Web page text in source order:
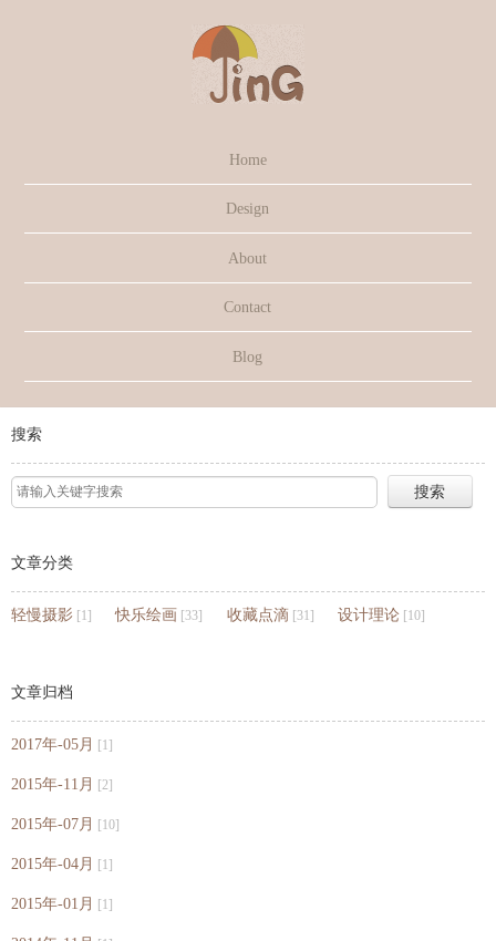
Home
Design
About
Contact
Blog
搜索
文章分类
轻慢摄影 [1] 快乐绘画 [33] 收藏点滴 [31] 设计理论 [10]
文章归档
2017年-05月 [1]
2015年-11月 [2]
2015年-07月 [10]
2015年-04月 [1]
2015年-01月 [1]